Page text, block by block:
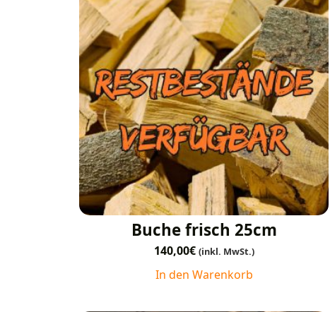
Buche frisch 25cm
140,00€ (inkl. MwSt.)
In den Warenkorb